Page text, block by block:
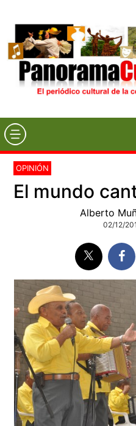
OPINIÓN
El mundo
Alberto
02/12/